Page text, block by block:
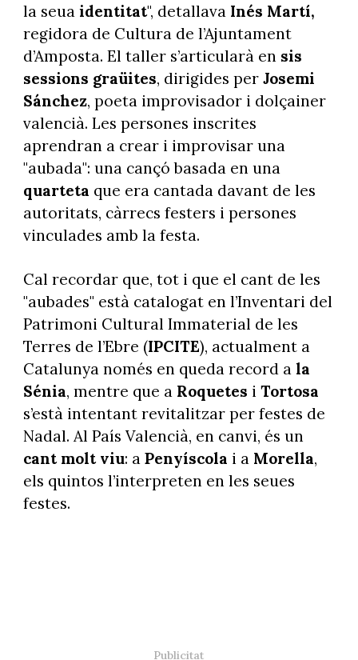
la seua identitat", detallavaInés Martí,
regidora de Cultura de l’Ajuntament
d’Amposta. El taller s’articularà en sis
sessions graüites, dirigides perJosemi
Sánchez, poeta improvisador i dolçainer
valencià. Les persones inscrites
aprendran a crear i improvisar una
"aubada": una cançó basada en una
quarteta que era cantada davant de les
autoritats, càrrecs festers i persones
vinculades amb la festa.
Cal recordar que, tot i que el cant de les
"aubades" està catalogat en l’Inventari del
Patrimoni Cultural Immaterial de les
Terres de l’Ebre (IPCITE), actualment a
Catalunya només en queda record a la
Sénia, mentre que a Roquetes i Tortosa
s’està intentant revitalitzar per festes de
Nadal. Al País Valencià, en canvi, és un
cant molt viu: a Penyíscola i a Morella,
els quintos l’interpreten en les seues
festes.